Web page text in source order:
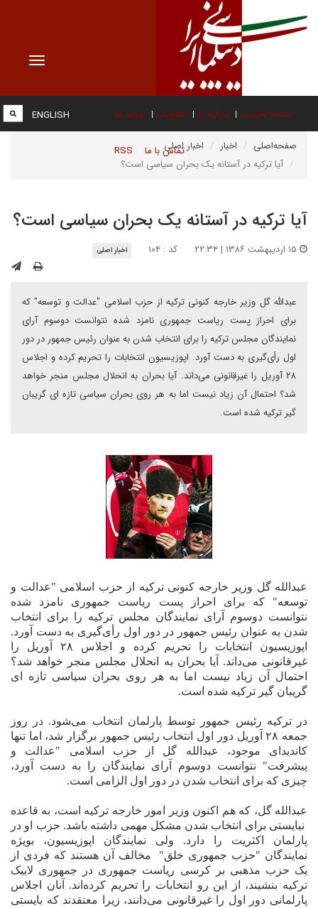
Toggle
صفحه نخست درباره ما عضویت پیوند ها
تماس با ما RSS
ENGLISH
صفحه‌اصلی اخبار
اخبار اصلی
آيا ترکيه در آستانه يک بحران سياسى است؟
آيا ترکيه در آستانه يک بحران سياسى است؟
کد : ۱۰۴ اخبار اصلی
عبدالله گل وزیر خارجه کنونی ترکیه از حزب اسلامی "عدالت و توسعه" که
برای احراز پست ریاست جمهوری نامزد شده نتوانست دوسوم آرای
نمایندگان مجلس ترکیه را برای انتخاب شدن به عنوان رئیس جمهور در دور
اول ر‌أی‌گیری به دست آورد. اپوزیسیون انتخابات را تحریم کرده و اجلاس
۲۸ آوریل را غیرقانونی می‌داند. آیا بحران به انحلال مجلس منجر خواهد
شد؟ احتمال آن زیاد نیست اما به هر روی بحران سیاسی تازه ای گریبان
گیر ترکیه شده است.
عبدالله گل وزیر خارجه کنونی ترکیه از حزب اسلامی "عدالت و
توسعه" که برای احراز پست ریاست جمهوری نامزد شده
نتوانست دوسوم آرای نمایندگان مجلس ترکیه را برای انتخاب
شدن به عنوان رئیس جمهور در دور اول ر‌أی‌گیری به دست آورد.
اپوزیسیون انتخابات را تحریم کرده و اجلاس ۲۸ آوریل را
غیرقانونی می‌داند. آیا بحران به انحلال مجلس منجر خواهد شد؟
احتمال آن زیاد نیست اما به هر روی بحران سیاسی تازه ای
گریبان گیر ترکیه شده است.
در ترکیه رئیس جمهور توسط پارلمان انتخاب می‌شود. در روز
جمعه ۲۸ آوریل دور اول انتخاب رئیس جمهور برگزار شد، اما تنها
کاندیدای موجود، عبدالله گل از حزب اسلامی "عدالت و
پیشرفت" نتوانست دوسوم آرای نمایندگان را به دست آورد،
چیزی که برای انتخاب شدن در دور اول الزامی است.
عبدالله گل، که هم اکنون وزیر امور خارجه‌ ترکیه است، به قاعده
نبایستی برای انتخاب شدن مشکل مهمی داشته باشد. حزب او در
پارلمان اکثریت را دارد. ولی نمایندگان اپوزیسیون، بویژه
نمایندگان "حزب جمهوری خلق"
مخالف آن هستند که فردی از
یک حزب مذهبی بر کرسی ریاست جمهوری در جمهوری لاییک
ترکیه بنشیند، از این رو انتخابات را تحریم کرده‌اند. آنان اجلاس
پارلمانی دور اول را غیرقانونی می‌دانند، زیرا معتقدند که بایستی